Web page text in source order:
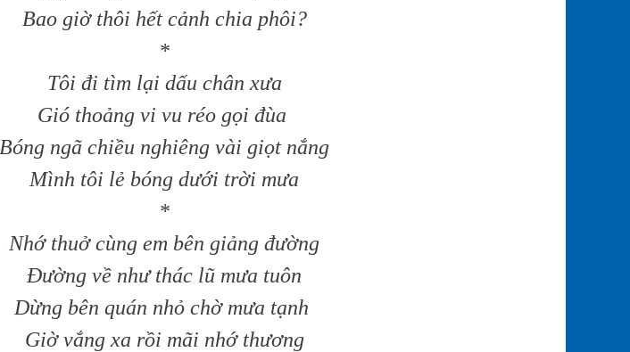
Bao giờ thôi hết cảnh chia phôi?
*
Tôi đi tìm lại dấu chân xưa
Gió thoảng vi vu réo gọi đùa
Bóng ngã chiều nghiêng vài giọt nắng
Mình tôi lẻ bóng dưới trời mưa
*
Nhớ thuở cùng em bên giảng đường
Ðường về như thác lũ mưa tuôn
Dừng bên quán nhỏ chờ mưa tạnh
Giờ vắng xa rồi mãi nhớ thương